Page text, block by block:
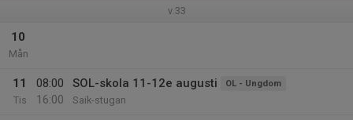
v.33
10
Mån
11
Tis
08:00
16:00
SOL-skola 11-12e augusti OL - Ungdom
Saik-stugan